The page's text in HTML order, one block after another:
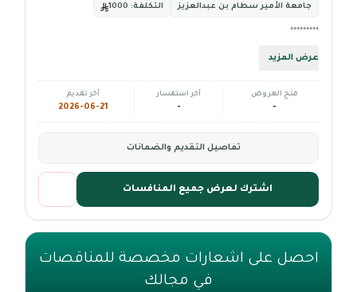
جامعة الأمير سطام بن عبدالعزيز التكلفة:
*********
عرض المزيد
فتح العروض
-
آخر استفسار
-
آخر تقديم
2026-06-21
تفاصيل التقديم والضمانات
اشترك لعرض جميع المنافسات
احصل على اشعارات مخصصة للمناقصات
في مجالك